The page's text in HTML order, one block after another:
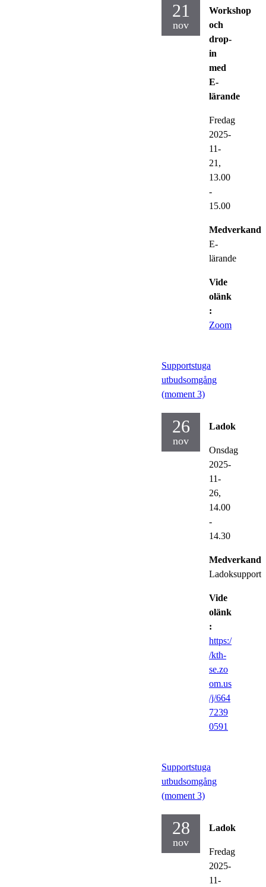
21
nov
Workshop
och
drop-
in
med
E-
lärande
Fredag
2025-
11-
21,
13.00
-
15.00
E-
lärande
Vide
olänk
:
Zoom
Supportstuga
utbudsomgång
(moment 3)
26
nov
Ladok
Onsdag
2025-
11-
26,
14.00
-
14.30
Vide
olänk
:
https:/
/kth-
se.zo
om.us
/j/664
7239
0591
Supportstuga
utbudsomgång
(moment 3)
28
nov
Ladok
Fredag
2025-
11-